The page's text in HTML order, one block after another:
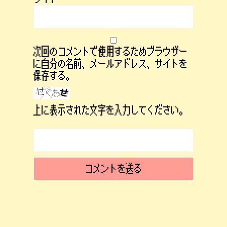
次回のコメントで使用するためブラウザー
に自分の名前、メールアドレス、サイトを
保存する。
上に表示された文字を入力してください。